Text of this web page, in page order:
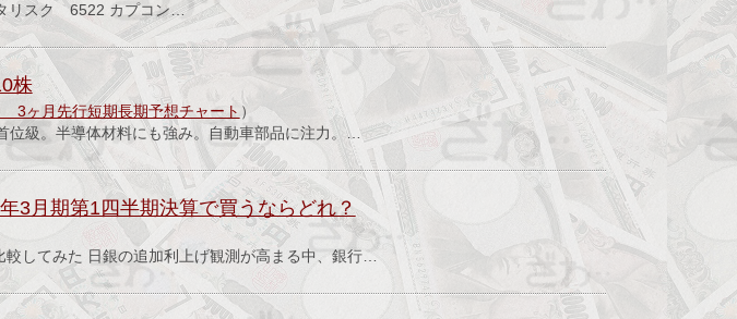
リスク 6522 カプコン…
株
3ヶ月先行短期長期予想チャート ）
位級。半導体材料にも強み。自動車部品に注力。…
3月期第1四半期決算で買うならどれ？
してみた 日銀の追加利上げ観測が高まる中、銀行…